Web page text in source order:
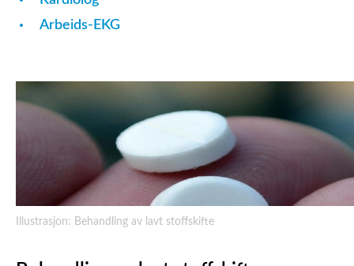
Arbeids-EKG
Illustrasjon: Behandling av lavt stoffskifte